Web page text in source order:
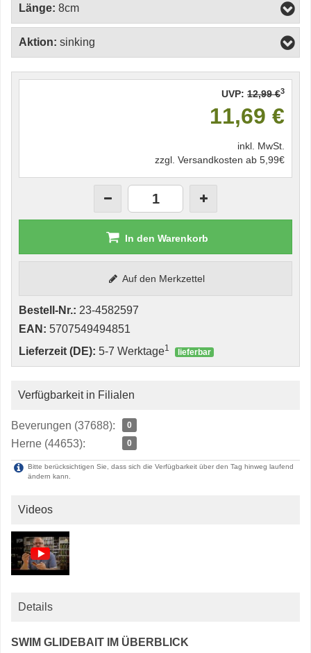
Länge: 8cm
Aktion: sinking
UVP: 12,99 €3
11,69 €
inkl. MwSt.
zzgl. Versandkosten ab 5,99€
In den Warenkorb
Auf den Merkzettel
Bestell-Nr.: 23-4582597
EAN: 5707549494851
Lieferzeit (DE): 5-7 Werktage1 lieferbar
Verfügbarkeit in Filialen
Beverungen (37688): 0
Herne (44653): 0
Bitte berücksichtigen Sie, dass sich die Verfügbarkeit über den Tag hinweg laufend
ändern kann.
Videos
Details
SWIM GLIDEBAIT IM ÜBERBLICK